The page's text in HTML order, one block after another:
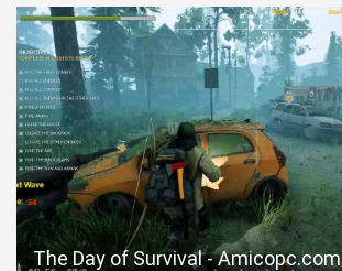
The Day of Survival - Amicopc.com